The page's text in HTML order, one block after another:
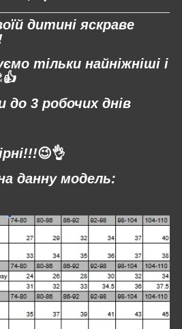
дитині яскраве
тільки найніжніші і
до 3 робочих днів
😉👌
данну модель: